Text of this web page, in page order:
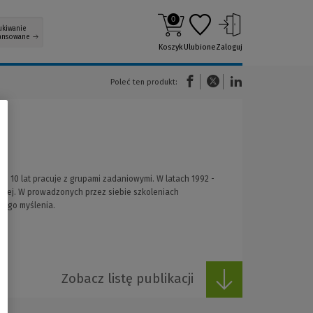
0
KoszykUlubioneZaloguj
Poleć ten produkt:
(Nowe okno)(Link do innej strony)
10 lat pracuje z grupami zadaniowymi. W latach 1992 -
W prowadzonych przez siebie szkoleniach
myślenia.
Zobacz listę publikacji